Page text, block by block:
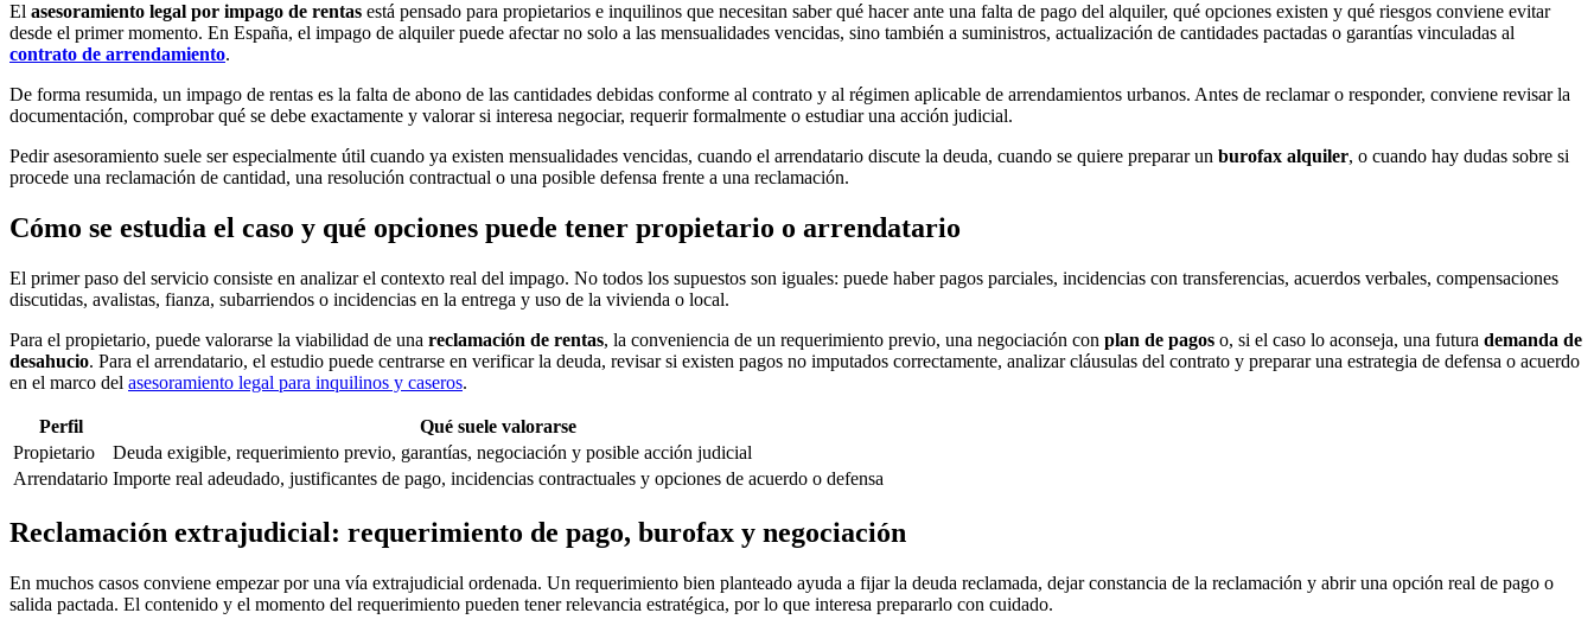
El asesoramiento legal por impago de rentas está pensado para propietarios e inquilinos que necesitan saber qué hacer ante una falta de pago del alquiler, qué opciones existen y qué riesgos conviene evitar
desde el primer momento. En España, el impago de alquiler puede afectar no solo a las mensualidades vencidas, sino también a suministros, actualización de cantidades pactadas o garantías vinculadas al
contrato de arrendamiento.
De forma resumida, un impago de rentas es la falta de abono de las cantidades debidas conforme al contrato y al régimen aplicable de arrendamientos urbanos. Antes de reclamar o responder, conviene revisar la
documentación, comprobar qué se debe exactamente y valorar si interesa negociar, requerir formalmente o estudiar una acción judicial.
Pedir asesoramiento suele ser especialmente útil cuando ya existen mensualidades vencidas, cuando el arrendatario discute la deuda, cuando se quiere preparar un burofax alquiler, o cuando hay dudas sobre si
procede una reclamación de cantidad, una resolución contractual o una posible defensa frente a una reclamación.
Cómo se estudia el caso y qué opciones puede tener propietario o arrendatario
El primer paso del servicio consiste en analizar el contexto real del impago. No todos los supuestos son iguales: puede haber pagos parciales, incidencias con transferencias, acuerdos verbales, compensaciones
discutidas, avalistas, fianza, subarriendos o incidencias en la entrega y uso de la vivienda o local.
Para el propietario, puede valorarse la viabilidad de una reclamación de rentas, la conveniencia de un requerimiento previo, una negociación con plan de pagos o, si el caso lo aconseja, una futura demanda de
desahucio. Para el arrendatario, el estudio puede centrarse en verificar la deuda, revisar si existen pagos no imputados correctamente, analizar cláusulas del contrato y preparar una estrategia de defensa o acuerdo
en el marco del asesoramiento legal para inquilinos y caseros.
Perfil
Qué suele valorarse
Propietario
Deuda exigible, requerimiento previo, garantías, negociación y posible acción judicial
Arrendatario Importe real adeudado, justificantes de pago, incidencias contractuales y opciones de acuerdo o defensa
Reclamación extrajudicial: requerimiento de pago, burofax y negociación
En muchos casos conviene empezar por una vía extrajudicial ordenada. Un requerimiento bien planteado ayuda a fijar la deuda reclamada, dejar constancia de la reclamación y abrir una opción real de pago o
salida pactada. El contenido y el momento del requerimiento pueden tener relevancia estratégica, por lo que interesa prepararlo con cuidado.